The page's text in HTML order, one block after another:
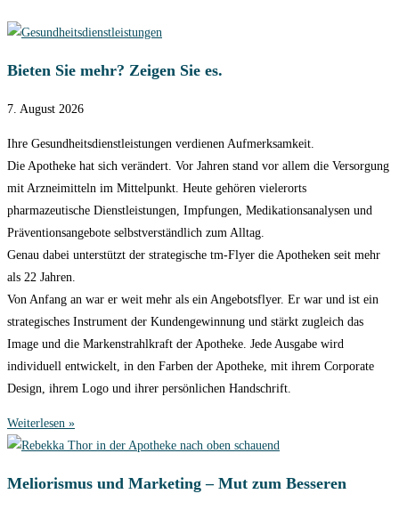
Bieten Sie mehr? Zeigen Sie es.
7. August 2026
Ihre Gesundheitsdienstleistungen verdienen Aufmerksamkeit.
Die Apotheke hat sich verändert. Vor Jahren stand vor allem die Versorgung
mit Arzneimitteln im Mittelpunkt. Heute gehören vielerorts
pharmazeutische Dienstleistungen, Impfungen, Medikationsanalysen und
Präventionsangebote selbstverständlich zum Alltag.
Genau dabei unterstützt der strategische tm-Flyer die Apotheken seit mehr
als 22 Jahren.
Von Anfang an war er weit mehr als ein Angebotsflyer. Er war und ist ein
strategisches Instrument der Kundengewinnung und stärkt zugleich das
Image und die Markenstrahlkraft der Apotheke. Jede Ausgabe wird
individuell entwickelt, in den Farben der Apotheke, mit ihrem Corporate
Design, ihrem Logo und ihrer persönlichen Handschrift.
Weiterlesen »
Meliorismus und Marketing – Mut zum Besseren